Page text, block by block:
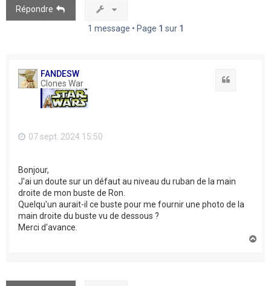
Répondre
1 message • Page 1 sur 1
FANDESW
Clones War
07 sept. 2024 15:50
Bonjour,
J'ai un doute sur un défaut au niveau du ruban de la main
droite de mon buste de Ron.
Quelqu'un aurait-il ce buste pour me fournir une photo de la
main droite du buste vu de dessous ?
Merci d'avance.